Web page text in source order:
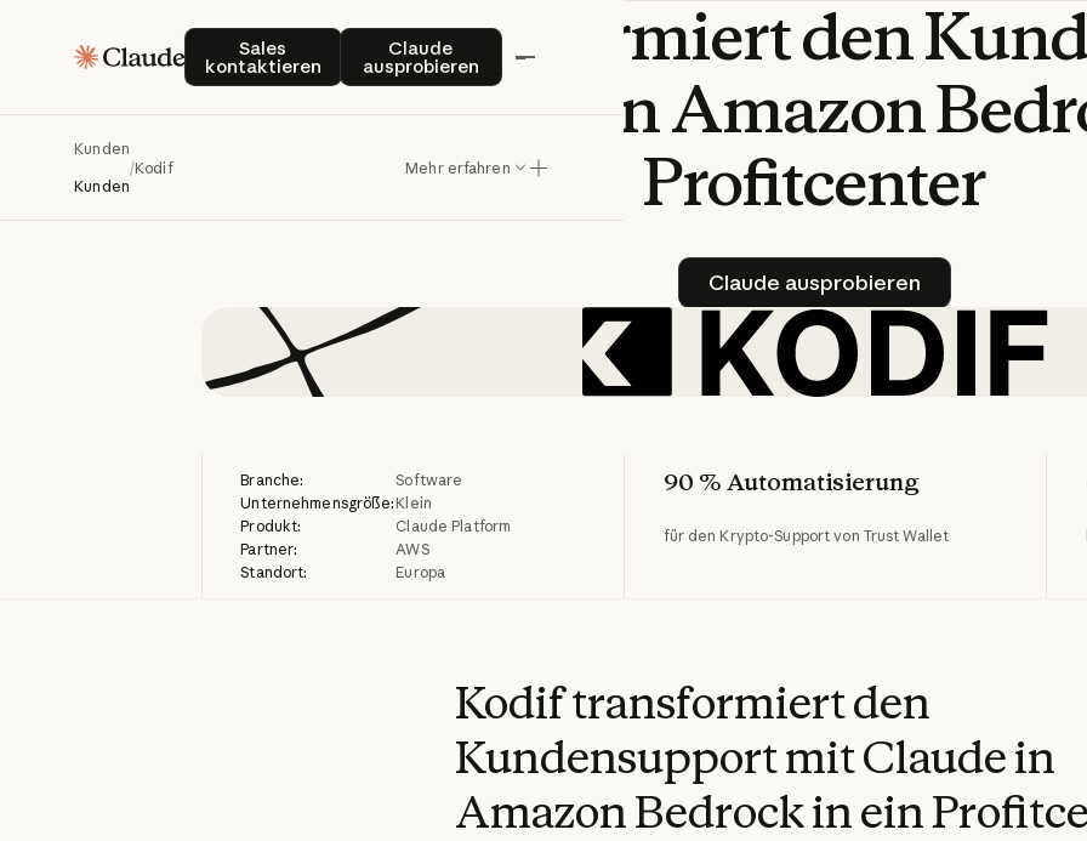
Sales
kontaktieren
Sales kontaktierenClaude
ausprobieren
Claude ausprobieren
Kunden
Kunden
/Kodif Mehr erfahren
Kodiftransformiertden
mitClaudeinAmazon
Profitcenter
Claude ausprobieren
Claude ausprobieren
Branche:
Software
Unternehmensgröße: Klein
Produkt:
Claude Platform
Partner:
AWS
Standort:
Europa
90 % Automatisierung
für den Krypto-Support von Trust Wallet
Kodif transformiert den
Kundensupport mit Claude in
Amazon Bedrock in ein